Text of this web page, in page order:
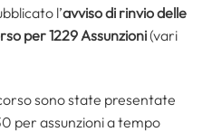
l’avviso di rinvio delle
per 1229 Assunzioni(vari
sono state presentate
per assunzioni a tempo